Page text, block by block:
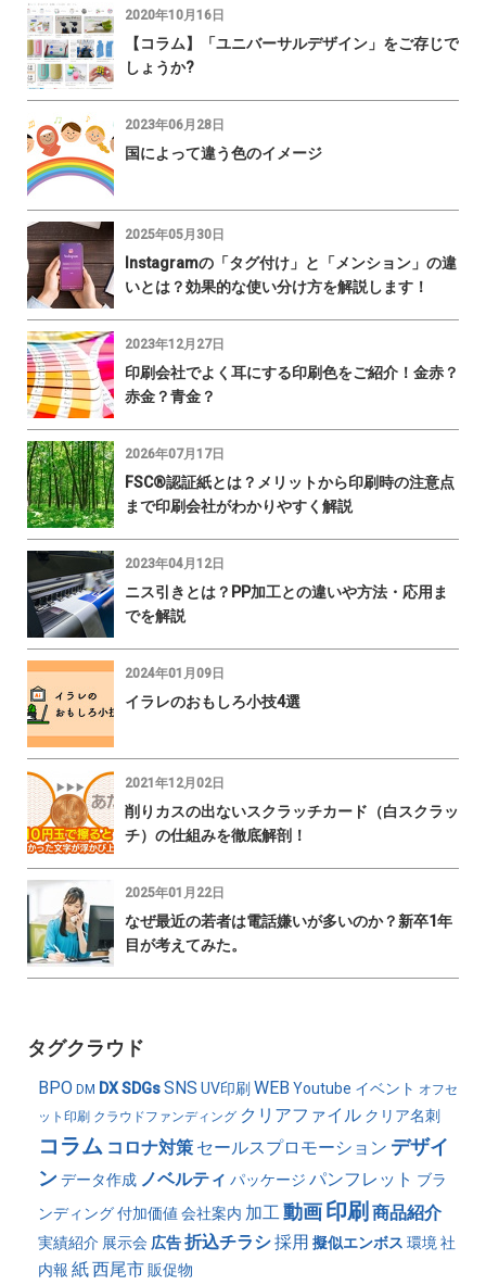
2020年10月16日
【コラム】「ユニバーサルデザイン」をご存じで
しょうか?
2023年06月28日
国によって違う色のイメージ
2025年05月30日
Instagramの「タグ付け」と「メンション」の違
いとは？効果的な使い分け方を解説します！
2023年12月27日
印刷会社でよく耳にする印刷色をご紹介！金赤？
赤金？青金？
2026年07月17日
FSC®認証紙とは？メリットから印刷時の注意点
まで印刷会社がわかりやすく解説
2023年04月12日
ニス引きとは？PP加工との違いや方法・応用ま
でを解説
2024年01月09日
イラレのおもしろ小技4選
2021年12月02日
削りカスの出ないスクラッチカード（白スクラッ
チ）の仕組みを徹底解剖！
2025年01月22日
なぜ最近の若者は電話嫌いが多いのか？新卒1年
目が考えてみた。
タグクラウド
BPO DM DXSDGsSNS UV印刷 WEB Youtube イベント オフセ
ット印刷 クラウドファンディング クリアファイル クリア名刺
コラム コロナ対策 セールスプロモーション デザイ
ンデータ作成 ノベルティ パッケージ パンフレット ブラ
ンディング付加価値 会社案内 加工 動画印刷 商品紹介
実績紹介 展示会 広告折込チラシ採用 擬似エンボス 環境 社
内報 紙西尾市 販促物